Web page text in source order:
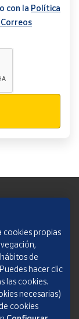
con la Política
cookies propias
de
hacer clic
las cookies.
necesarias)
cookies